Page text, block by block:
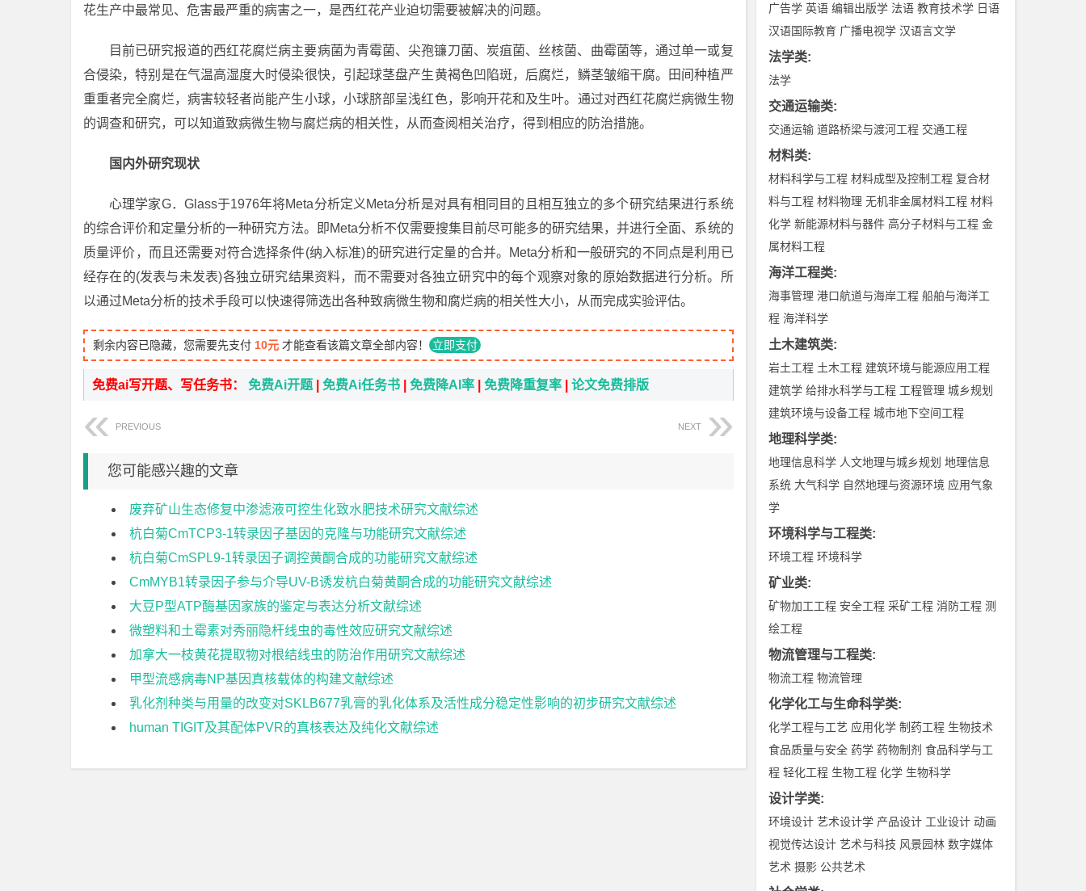
花生产中最常见、危害最严重的病害之一，是西红花产业迫切需要被解决的问题。
目前已研究报道的西红花腐烂病主要病菌为青霉菌、尖孢镰刀菌、炭疽菌、丝核菌、曲霉菌等，通过单一或复
合侵染，特别是在气温高湿度大时侵染很快，引起球茎盘产生黄褐色凹陷斑，后腐烂，鳞茎皱缩干腐。田间种植严
重重者完全腐烂，病害较轻者尚能产生小球，小球脐部呈浅红色，影响开花和及生叶。通过对西红花腐烂病微生物
的调查和研究，可以知道致病微生物与腐烂病的相关性，从而查阅相关治疗，得到相应的防治措施。
国内外研究现状
心理学家G．Glass于1976年将Meta分析定义Meta分析是对具有相同目的且相互独立的多个研究结果进行系统
的综合评价和定量分析的一种研究方法。即Meta分析不仅需要搜集目前尽可能多的研究结果，并进行全面、系统的
质量评价，而且还需要对符合选择条件(纳入标准)的研究进行定量的合并。Meta分析和一般研究的不同点是利用已
经存在的(发表与未发表)各独立研究结果资料，而不需要对各独立研究中的每个观察对象的原始数据进行分析。所
以通过Meta分析的技术手段可以快速得筛选出各种致病微生物和腐烂病的相关性大小，从而完成实验评估。
剩余内容已隐藏，您需要先支付 10元 才能查看该篇文章全部内容！ 立即支付
免费ai写开题、写任务书： 免费Ai开题 免费Ai任务书 免费降AI率 免费降重复率 论文免费排版
PREVIOUS NEXT
您可能感兴趣的文章
废弃矿山生态修复中渗滤液可控生化致水肥技术研究文献综述
杭白菊CmTCP3-1转录因子基因的克隆与功能研究文献综述
杭白菊CmSPL9-1转录因子调控黄酮合成的功能研究文献综述
CmMYB1转录因子参与介导UV-B诱发杭白菊黄酮合成的功能研究文献综述
大豆P型ATP酶基因家族的鉴定与表达分析文献综述
微塑料和土霉素对秀丽隐杆线虫的毒性效应研究文献综述
加拿大一枝黄花提取物对根结线虫的防治作用研究文献综述
甲型流感病毒NP基因真核载体的构建文献综述
乳化剂种类与用量的改变对SKLB677乳膏的乳化体系及活性成分稳定性影响的初步研究文献综述
human TIGIT及其配体PVR的真核表达及纯化文献综述
广告学 英语 编辑出版学 法语 教育技术学 日语
汉语国际教育 广播电视学 汉语言文学
法学类:
法学
交通运输类:
交通运输 道路桥梁与渡河工程 交通工程
材料类:
材料科学与工程 材料成型及控制工程 复合材
料与工程 材料物理 无机非金属材料工程 材料
化学 新能源材料与器件 高分子材料与工程 金
属材料工程
海洋工程类:
海事管理 港口航道与海岸工程 船舶与海洋工
程 海洋科学
土木建筑类:
岩土工程 土木工程 建筑环境与能源应用工程
建筑学 给排水科学与工程 工程管理 城乡规划
建筑环境与设备工程 城市地下空间工程
地理科学类:
地理信息科学 人文地理与城乡规划 地理信息
系统 大气科学 自然地理与资源环境 应用气象
学
环境科学与工程类:
环境工程 环境科学
矿业类:
矿物加工工程 安全工程 采矿工程 消防工程 测
绘工程
物流管理与工程类:
物流工程 物流管理
化学化工与生命科学类:
化学工程与工艺 应用化学 制药工程 生物技术
食品质量与安全 药学 药物制剂 食品科学与工
程 轻化工程 生物工程 化学 生物科学
设计学类:
环境设计 艺术设计学 产品设计 工业设计 动画
视觉传达设计 艺术与科技 风景园林 数字媒体
艺术 摄影 公共艺术